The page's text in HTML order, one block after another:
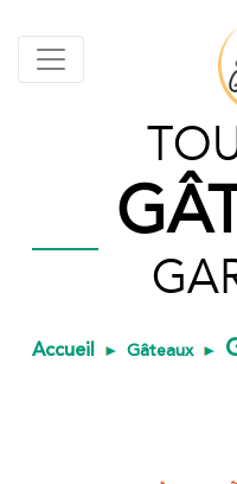
Accueil Gâteaux